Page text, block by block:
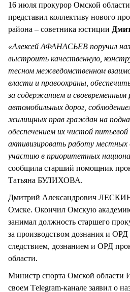
16 июля прокурор Омской
представил коллективу нового
района – советника юстиции
«Алексей АФАНАСЬЕВ поручил
выстроить качественную,
тесном межведомственном
власти и правоохраны,
за содержанием и
автомобильных дорог,
жилищных прав граждан на
обеспечением их чистой
активизировать работу местных
участию в приоритетных
сообщила старший помощник
Татьяна БУЛИХОВА.
Дмитрий Александрович ЛЕСКИН
Омске. Окончил Омскую
занимал должность старшего
за производством дознания и ОРД
следствием, дознанием и ОРД
области.
Министр спорта Омской
своем Тelegram-канале заявил о